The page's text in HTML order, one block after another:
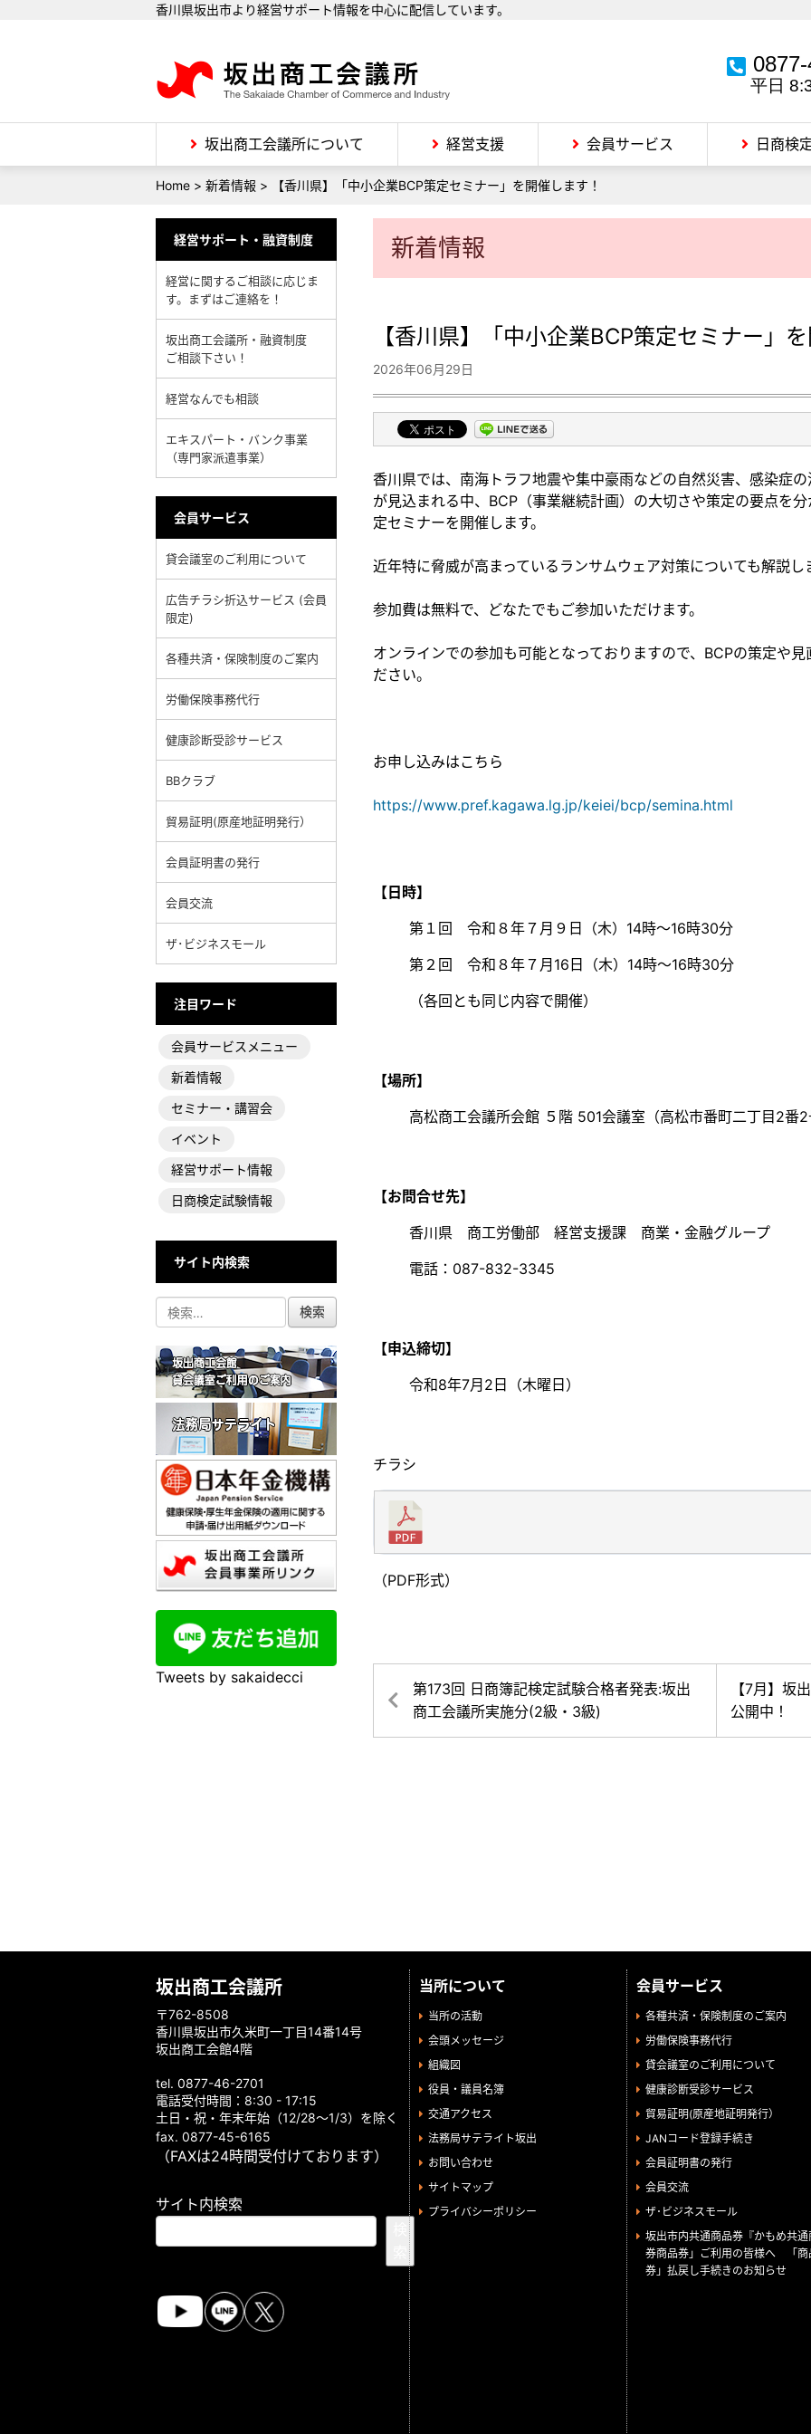
香川県坂出市より経営サポート情報を中心に配信しています。
平日
坂出商工会議所について 経営支援 会員サービス 日商検
Home > 新着情報 > 【香川県】「中小企業BCP策定セミナー」を開催します！
新着情報
【香川県】「中小企業BCP策定セミナー」
2026年06月29日
香川県では、南海トラフ地震や集中豪雨などの自然災害、感染症
が見込まれる中、BCP（事業継続計画）の大切さや策定の要点を
定セミナーを開催します。
近年特に脅威が高まっているランサムウェア対策についても解説し
参加費は無料で、どなたでもご参加いただけます。
オンラインでの参加も可能となっておりますので、BCPの策定や
ださい。
お申し込みはこちら
https://www.pref.kagawa.lg.jp/keiei/bcp/semina.html
【日時】
第１回 令和８年７月９日（木）14時～16時30分
第２回 令和８年７月16日（木）14時～16時30分
（各回とも同じ内容で開催）
【場所】
高松商工会議所会館 ５階 501会議室（高松市番町二丁目2番
【お問合せ先】
香川県 商工労働部 経営支援課 商業・金融グループ
電話：087-832-3345
【申込締切】
令和8年7月2日（木曜日）
チラシ
（PDF形式）
第173回 日商簿記検定試験合格者発表:坂出
商工会議所実施分(2級・3級)
【7月】坂
公開中！
経営サポート・融資制度
経営に関するご相談に応じま
す。まずはご連絡を！
坂出商工会議所・融資制度
ご相談下さい！
経営なんでも相談
エキスパート・バンク事業
（専門家派遣事業）
会員サービス
貸会議室のご利用について
広告チラシ折込サービス (会員
限定)
各種共済・保険制度のご案内
労働保険事務代行
健康診断受診サービス
BBクラブ
貿易証明(原産地証明発行）
会員証明書の発行
会員交流
ザ･ビジネスモール
注目ワード
会員サービスメニュー
新着情報
セミナー・講習会
イベント
経営サポート情報
日商検定試験情報
サイト内検索
Tweets by sakaidecci
坂出商工会議所
〒762-8508
香川県坂出市久米町一丁目14番14号
坂出商工会館4階
tel. 0877-46-2701
電話受付時間：8:30 - 17:15
土日・祝・年末年始（12/28～1/3）を除く
fax. 0877-45-6165
（FAXは24時間受付けております）
サイト内検索
当所について
当所の活動
会頭メッセージ
組織図
役員・議員名簿
交通アクセス
法務局サテライト坂出
お問い合わせ
サイトマップ
プライバシーポリシー
会員サービス
各種共済・保険制度のご案内
労働保険事務代行
貸会議室のご利用について
健康診断受診サービス
貿易証明(原産地証明発行）
JANコード登録手続き
会員証明書の発行
会員交流
ザ･ビジネスモール
坂出市内共通商品券『かもめ共通
券商品券」ご利用の皆様へ 「商
券」払戻し手続きのお知らせ